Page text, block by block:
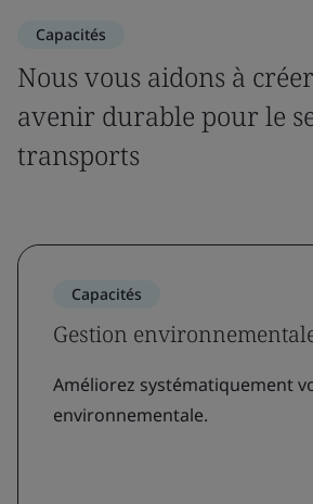
Capacités
Nous vous aidons à
avenir durable pour le
transports
Capacités
Gestion
Améliorez systématiquement
environnementale.